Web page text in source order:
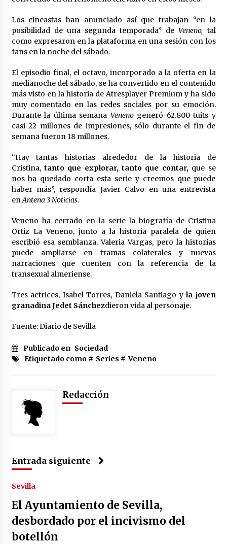
¿Un «insulto» al traje de flamenca?
Semidesnudos, trasparencias y batas de cola
en la Feria de Abril
7 de mayo de 2022
Los farolillos de la Feria de Sevilla se
repondrán cuando desaparezca el riesgo de
lluvia
4 de mayo de 2022
Muere el cardenal Carlos Amigo Vallejo
27 de abril de 2022
Todos los cortes de tráfico por la Feria de
Sevilla 2022: del jueves 28 de abril al 8 de mayo
26 de abril de 2022
El cultivo casero de marihuana deja sin luz dos
meses a 256 familias en Sevilla
22 de abril de 2022
La Feria de Abril de Sevilla será un 25% más
cara por la crisis mundial
Los cineastas han anunciado así que trabajan “en la
posibilidad de una segunda temporada” deVeneno, tal
como expresaron en la plataforma en una sesión con los
fans en la noche del sábado.
El episodio final, el octavo, incorporado a la oferta en la
medianoche del sábado, se ha convertido en el contenido
más visto en la historia de Atresplayer Premium y ha sido
muy comentado en las redes sociales por su emoción.
Durante la última semana Venenogeneró 62.800 tuits y
casi 22 millones de impresiones, sólo durante el fin de
semana fueron 18 millones.
“Hay tantas historias alrededor de la historia de
Cristina, tanto que explorar, tanto que contar,que se
nos ha quedado corta esta serie y creemos que puede
haber más”, respondía Javier Calvo en una entrevista
enAntena 3 Noticias.
Veneno ha cerrado en la serie la biografía de Cristina
Ortiz La Veneno, junto a la historia paralela de quien
escribió esa semblanza, Valeria Vargas, pero la historias
puede ampliarse en tramas colaterales y nuevas
narraciones que cuenten con la referencia de la
transexual almeriense.
Tres actrices, Isabel Torres, Daniela Santiago y la joven
granadina Jedet Sánchezdieron vida al personaje.
Fuente: Diario de Sevilla
Publicado en Sociedad
Etiquetado como # Series # Veneno
Redacción
Entrada siguiente
Sevilla
El Ayuntamiento de Sevilla,
desbordado por el incivismo del
botellón